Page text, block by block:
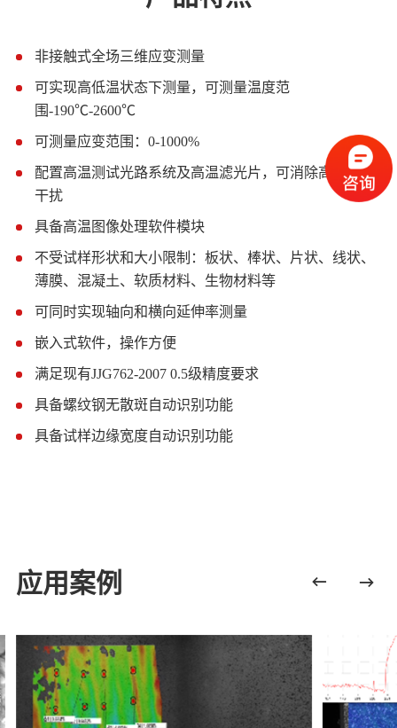
1 非接触式全场三维应变测量
2
可实现高低温状态下测量，可测量温度范
围-190℃-2600℃
3 可测量应变范围：0-1000%
4
配置高温测试光路系统及高温滤光片，可消除高温辐射
干扰
5 具备高温图像处理软件模块
6
不受试样形状和大小限制：板状、棒状、片状、线状、
薄膜、混凝土、软质材料、生物材料等
7 可同时实现轴向和横向延伸率测量
8 嵌入式软件，操作方便
9 满足现有JJG762-2007 0.5级精度要求
9 具备螺纹钢无散斑自动识别功能
9 具备试样边缘宽度自动识别功能
应用案例